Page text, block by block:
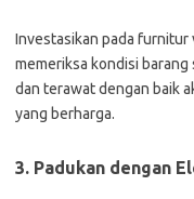
Investasikan pada
memeriksa kondisi
dan terawat dengan baik
yang berharga.
3. Padukan dengan